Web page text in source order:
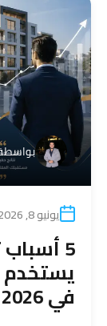
يونيو 8, 2026
5
في 2026